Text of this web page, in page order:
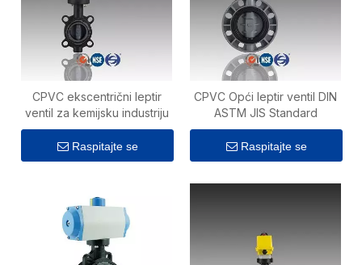
CPVC ekscentrični leptir
ventil za kemijsku industriju
Raspitajte se
CPVC Opći leptir ventil DIN
ASTM JIS Standard
Raspitajte se